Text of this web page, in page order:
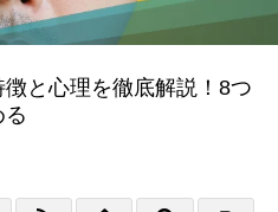
と心理を徹底解説！8つ